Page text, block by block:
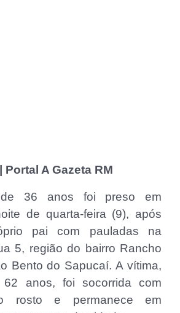
Portal A Gazeta RM
36 anos foi preso em
de quarta-feira (9), após
pai com pauladas na
5, região do bairro Rancho
Bento do Sapucaí. A vítima,
anos, foi socorrida com
rosto e permanece em